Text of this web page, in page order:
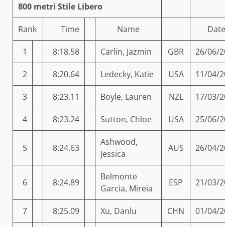
800 metri Stile Libero
Rank Time Name Date
1 8:18.58 Carlin, Jazmin GBR 26/06/
2 8:20.64 Ledecky, Katie USA 11/04/
3 8:23.11 Boyle, Lauren NZL 17/03/
4 8:23.24 Sutton, Chloe USA 25/06/
5 8:24.63
Ashwood,
Jessica
AUS 26/04/
6 8:24.89
Belmonte
Garcia, Mireia
ESP 21/03/
7 8:25.09 Xu, Danlu CHN 01/04/